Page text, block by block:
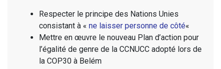
Respecter le principe des Nations Unies
consistant à « ne laisser personne de côté«
Mettre en œuvre le nouveau Plan d’action pour
l’égalité de genre de la CCNUCC adopté lors de
la COP30 à Belém